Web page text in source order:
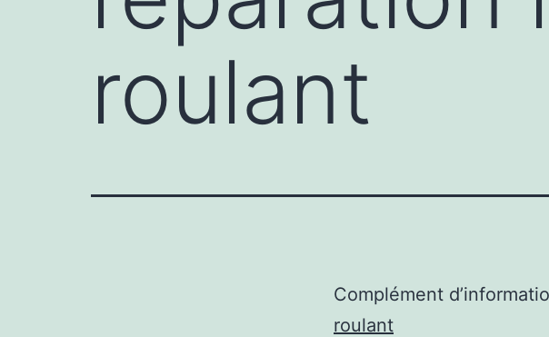
roulant
Complément
roulant